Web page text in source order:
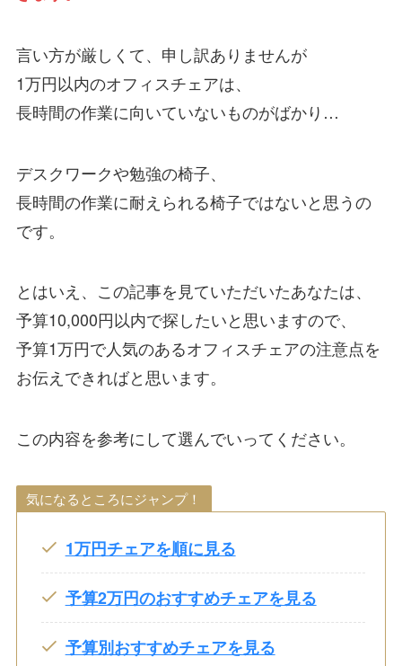
言い方が厳しくて、申し訳ありませんが
1万円以内のオフィスチェアは、
長時間の作業に向いていないものがばかり…
デスクワークや勉強の椅子、
長時間の作業に耐えられる椅子ではないと思うの
です。
とはいえ、この記事を見ていただいたあなたは、
予算10,000円以内で探したいと思いますので、
予算1万円で人気のあるオフィスチェアの注意点を
お伝えできればと思います。
この内容を参考にして選んでいってください。
気になるところにジャンプ！
1万円チェアを順に見る
予算2万円のおすすめチェアを見る
予算別おすすめチェアを見る